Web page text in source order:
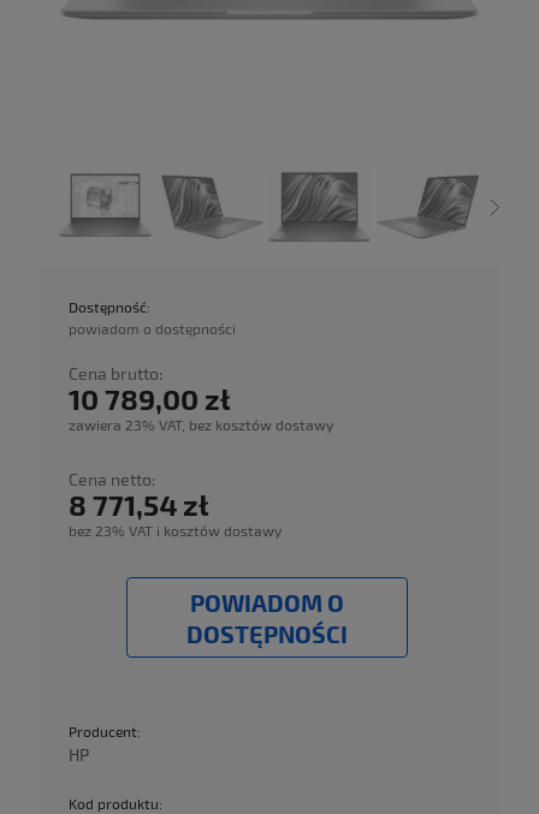
Dostępność:
powiadom o dostępności
Cena brutto:
10 789,00 zł
zawiera 23% VAT, bez kosztów dostawy
Cena netto:
8 771,54 zł
bez 23% VAT i kosztów dostawy
POWIADOM O
DOSTĘPNOŚCI
Producent:
HP
Kod produktu: